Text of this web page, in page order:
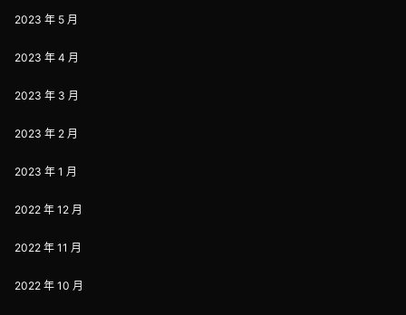
2023 年 5 月
2023 年 4 月
2023 年 3 月
2023 年 2 月
2023 年 1 月
2022 年 12 月
2022 年 11 月
2022 年 10 月